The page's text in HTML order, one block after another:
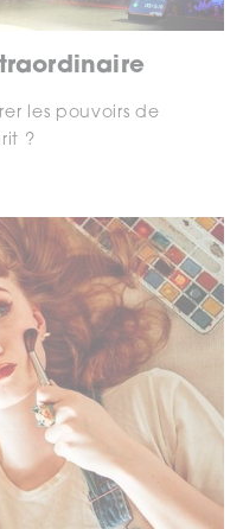
les pouvoirs de
?